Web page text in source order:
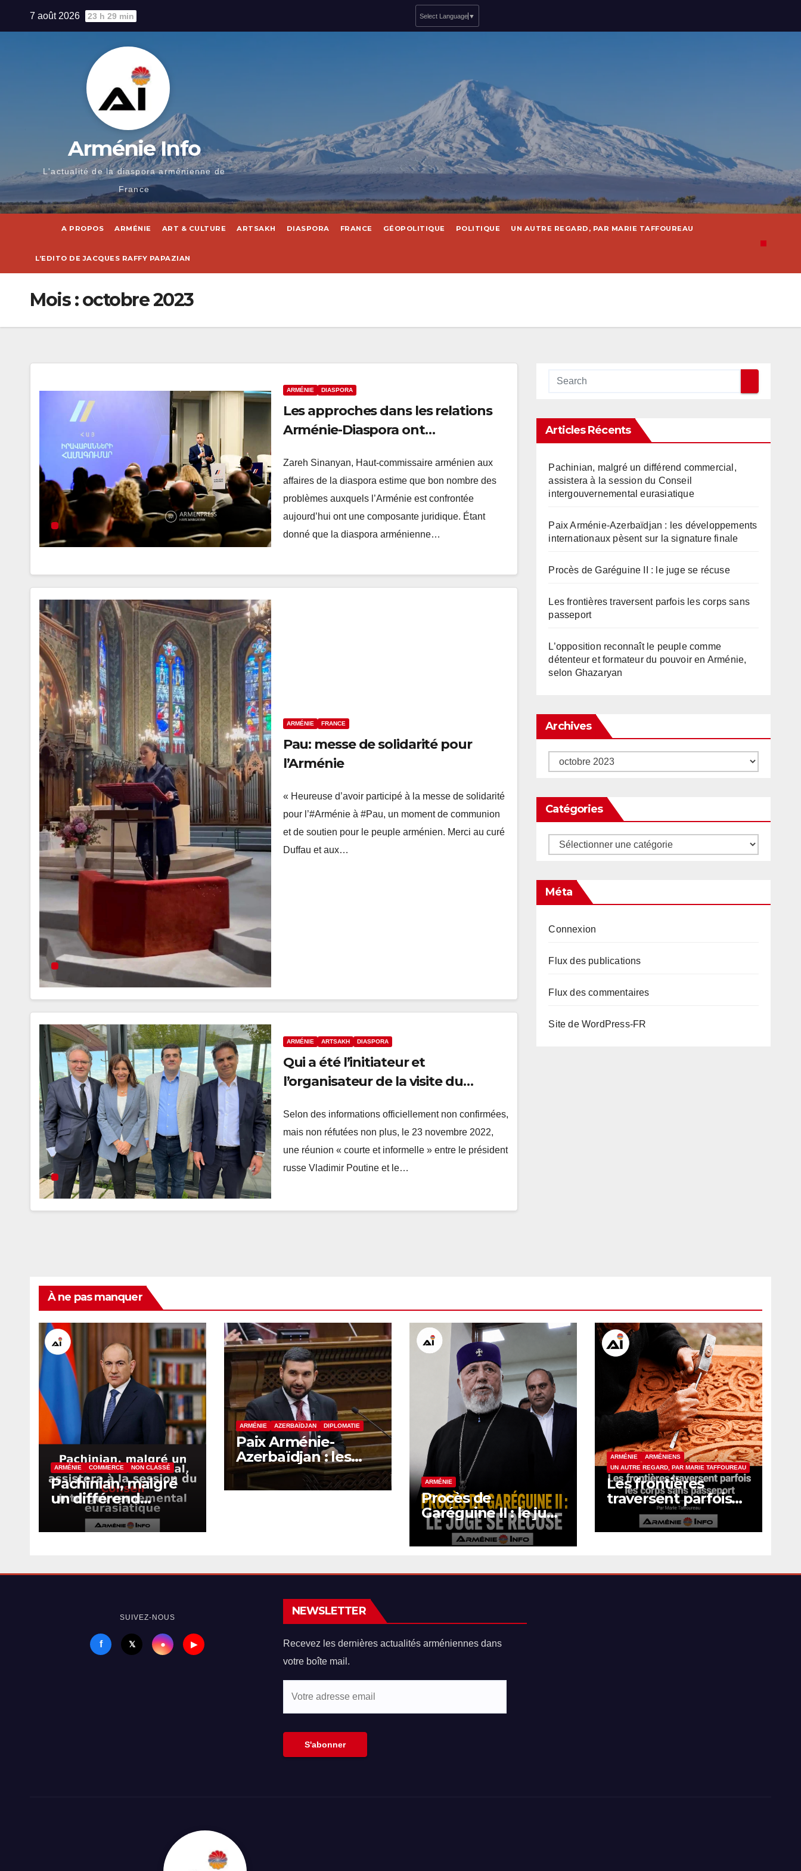
7 août 2026 23 h 29 min Select Language ▼
Arménie Info
L'actualité de la diaspora arménienne de
France
A PROPOS ARMÉNIE ART & CULTURE ARTSAKH DIASPORA FRANCE GÉOPOLITIQUE POLITIQUE UN AUTRE REGARD, PAR MARIE TAFFOUREAU
L’EDITO DE JACQUES RAFFY PAPAZIAN
Mois :octobre 2023
ARMÉNIE DIASPORA
Les approches dans les relations
Arménie-Diaspora ont
Zareh Sinanyan, Haut-commissaire arménien aux
affaires de la diaspora estime que bon nombre des
problèmes auxquels l’Arménie est confrontée
aujourd’hui ont une composante juridique. Étant
donné que la diaspora arménienne…
ARMÉNIE FRANCE
Pau: messe de solidarité pour
l’Arménie
« Heureuse d’avoir participé à la messe de solidarité
pour l’#Arménie à #Pau, un moment de communion
et de soutien pour le peuple arménien. Merci au curé
Duffau et aux…
ARMÉNIE ARTSAKH DIASPORA
Qui a été l’initiateur et
l’organisateur de la visite du
pays « hostile » à la Russie ?
Selon des informations officiellement non confirmées,
mais non réfutées non plus, le 23 novembre 2022,
une réunion « courte et informelle » entre le président
russe Vladimir Poutine et le…
Articles Récents
Pachinian, malgré un différend commercial,
assistera à la session du Conseil
intergouvernemental eurasiatique
Paix Arménie-Azerbaïdjan : les développements
internationaux pèsent sur la signature finale
Procès de Garéguine II : le juge se récuse
Les frontières traversent parfois les corps sans
passeport
L’opposition reconnaît le peuple comme
détenteur et formateur du pouvoir en Arménie,
selon Ghazaryan
Archives
Archives
Catégories
Catégories
Méta
Connexion
Flux des publications
Flux des commentaires
Site de WordPress-FR
À ne pas manquer
ARMÉNIE COMMERCE NON CLASSÉ
Pachinian, malgré
un différend
commercial,
assistera à la session
al eurasiatique
ARMÉNIE AZERBAÏDJAN DIPLOMATIE
Paix Arménie-
Azerbaïdjan : les
développements
internationaux
ARMÉNIE
Procès de
Garéguine II : le juge
se récuse
ARMÉNIE
ARMÉNIENS
UN AUTRE REGARD, PAR MARIE TAFFOUREAU
Les frontières
traversent parfois
les corps sans
passeport
SUIVEZ-NOUS
f 𝕏 ● ▶
NEWSLETTER
Recevez les dernières actualités arméniennes dans
votre boîte mail.
S'abonner